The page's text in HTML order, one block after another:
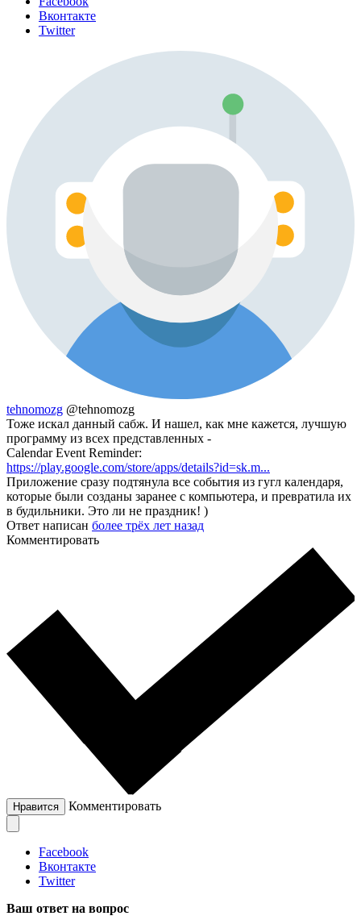
Вконтакте
Twitter
tehnomozg @tehnomozg
Тоже искал данный сабж. И нашел, как мне кажется, лучшую
программу из всех представленных -
Calendar Event Reminder:
https://play.google.com/store/apps/details?id=sk.m...
Приложение сразу подтянула все события из гугл календаря,
которые были созданы заранее с компьютера, и превратила их
в будильники. Это ли не праздник! )
Ответ написан более трёх лет назад
Комментировать
Нравится Комментировать
Facebook
Вконтакте
Twitter
Ваш ответ на вопрос